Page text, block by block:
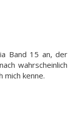
Band 15 an, der
wahrscheinlich
mich kenne.